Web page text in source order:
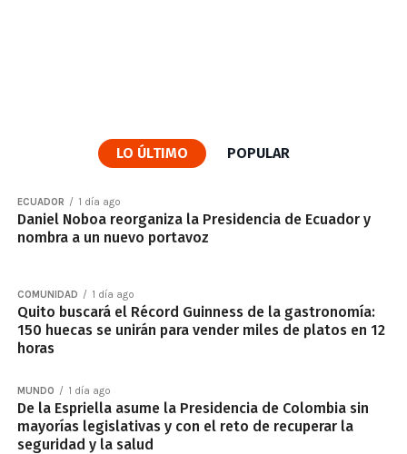
LO ÚLTIMO POPULAR
ECUADOR 1 día ago
Daniel Noboa reorganiza la Presidencia de Ecuador y
nombra a un nuevo portavoz
COMUNIDAD 1 día ago
Quito buscará el Récord Guinness de la gastronomía:
150 huecas se unirán para vender miles de platos en 12
horas
MUNDO 1 día ago
De la Espriella asume la Presidencia de Colombia sin
mayorías legislativas y con el reto de recuperar la
seguridad y la salud